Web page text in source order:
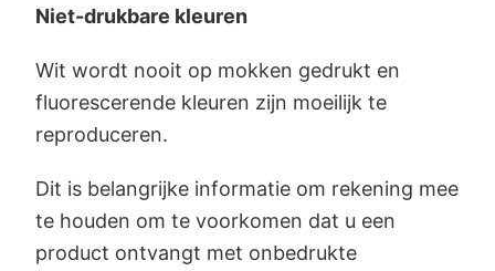
Niet-drukbare kleuren
Wit wordt nooit op mokken gedrukt en
fluorescerende kleuren zijn moeilijk te
reproduceren.
Dit is belangrijke informatie om rekening mee
te houden om te voorkomen dat u een
product ontvangt met onbedrukte